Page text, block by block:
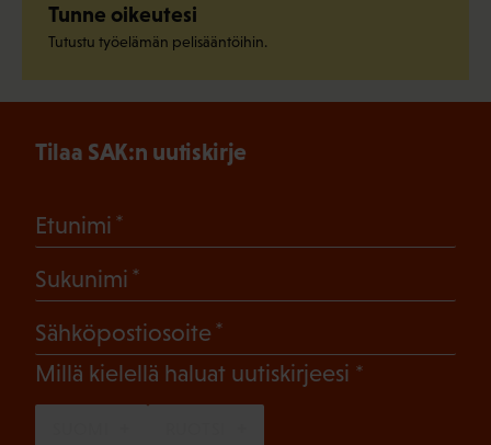
Tunne oikeutesi
Tutustu työelämän pelisääntöihin.
Tilaa SAK:n uutiskirje
Etunimi
Sukunimi
Sähköpostiosoite
Millä kielellä haluat uutiskirjeesi (Pakollinen)